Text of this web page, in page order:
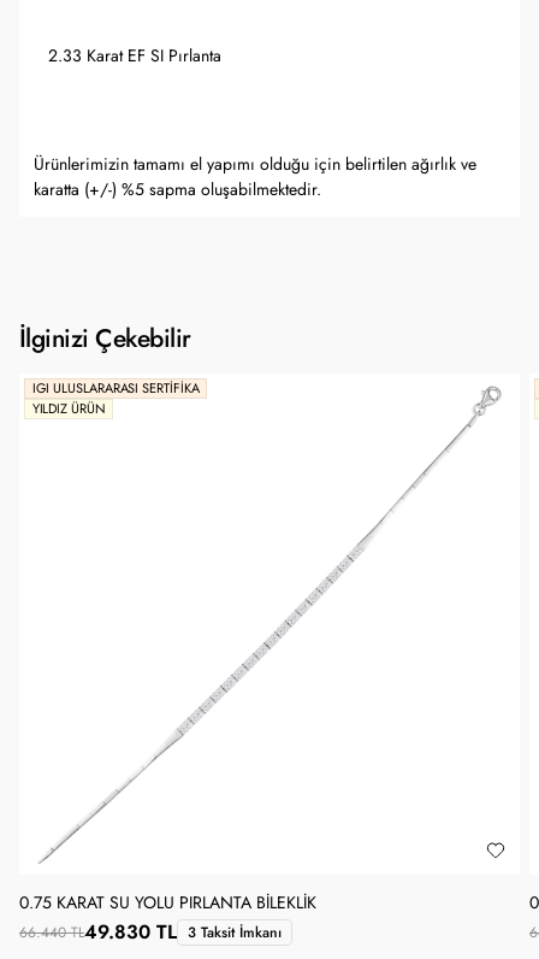
2.33 Karat EF SI Pırlanta
Ürünlerimizin tamamı el yapımı olduğu için belirtilen ağırlık ve
karatta (+/-) %5 sapma oluşabilmektedir.
İlginizi Çekebilir
IGI ULUSLARARASI SERTIFIKA
YILDIZ ÜRÜN
0.75 KARAT SU YOLU PIRLANTA BILEKLIK
66.440 TL49.830 TL 3 Taksit İmkanı